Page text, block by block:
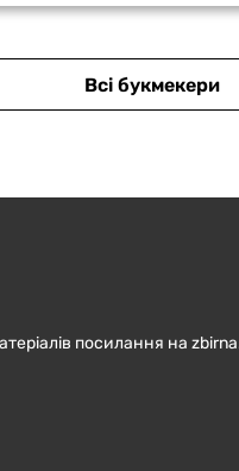
Всі букмекери
посилання на